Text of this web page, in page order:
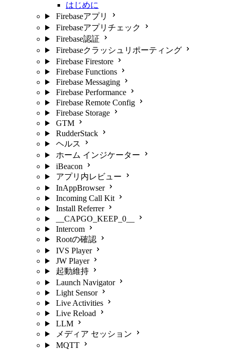
はじめに
Firebaseアプリ
Firebaseアプリチェック
Firebase認証
Firebaseクラッシュリポーティング
Firebase Firestore
Firebase Functions
Firebase Messaging
Firebase Performance
Firebase Remote Config
Firebase Storage
GTM
RudderStack
ヘルス
ホーム インジケーター
iBeacon
アプリ内レビュー
InAppBrowser
Incoming Call Kit
Install Referrer
__CAPGO_KEEP_0__
Intercom
Rootの確認
IVS Player
JW Player
起動維持
Launch Navigator
Light Sensor
Live Activities
Live Reload
LLM
メディア セッション
MQTT